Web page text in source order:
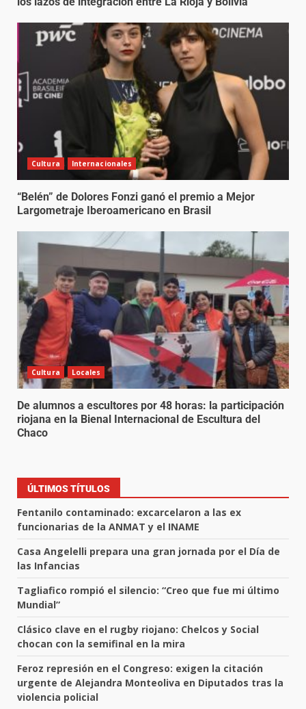
Cultura Internacionales
“Belén” de Dolores Fonzi ganó el premio a Mejor
Largometraje Iberoamericano en Brasil
Cultura Locales
De alumnos a escultores por 48 horas: la participación
riojana en la Bienal Internacional de Escultura del
Chaco
ÚLTIMOS TÍTULOS
Fentanilo contaminado: excarcelaron a las ex
funcionarias de la ANMAT y el INAME
Casa Angelelli prepara una gran jornada por el Día de
las Infancias
Tagliafico rompió el silencio: “Creo que fue mi último
Mundial”
Clásico clave en el rugby riojano: Chelcos y Social
chocan con la semifinal en la mira
Feroz represión en el Congreso: exigen la citación
urgente de Alejandra Monteoliva en Diputados tras la
violencia policial